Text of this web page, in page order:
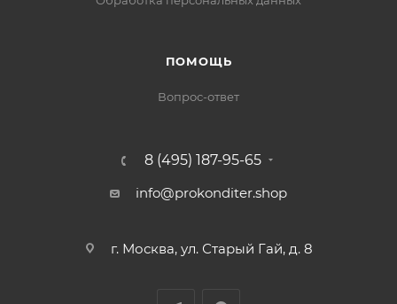
ПОМОЩЬ
Вопрос-ответ
8 (495) 187-95-65
info@prokonditer.shop
г. Москва, ул. Старый Гай, д. 8